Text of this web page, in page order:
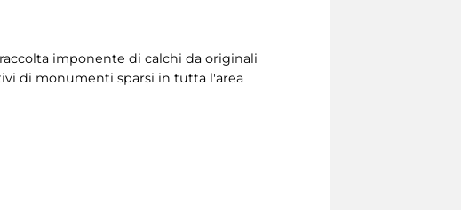
imponente di calchi da originali
di monumenti sparsi in tutta l'area